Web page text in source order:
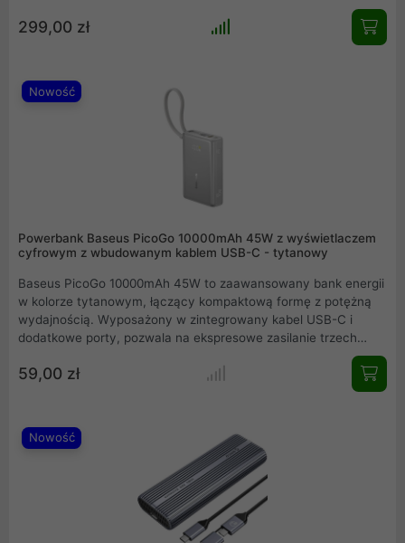
chłodzeń procesora o wysokości 166,5 mm. Dzięki unikalnej
strukturze mesh zapewnia optymalny przepływ powietrza, a
budowę wydajnej stacji roboczej lub gamingowej w pionie i
poziomie.
299,00 zł
Nowość
Powerbank Baseus PicoGo 10000mAh 45W z wyświetlaczem
cyfrowym z wbudowanym kablem USB-C - tytanowy
Baseus PicoGo 10000mAh 45W to zaawansowany bank energii
w kolorze tytanowym, łączący kompaktową formę z potężną
wydajnością. Wyposażony w zintegrowany kabel USB-C i
dodatkowe porty, pozwala na ekspresowe zasilanie trzech
urządzeń jednocześnie. Obsługa technologii szybkiego przesyłu
energii oraz czytelny ekran LED informujący o poziomie mocy
użytkowaniu.
59,00 zł
Nowość